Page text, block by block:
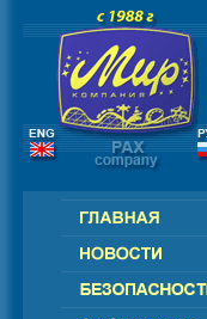
- ЕВРОПА -